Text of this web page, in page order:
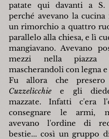
patate qui davanti a S.
perché avevano la
un rimorchio a quattro
parallelo alla chiesa, e lì
mangiavano. Avevano
mezzi nella piazza
mascherandoli con legna e
Cuzzelìcchie e gli
mazzate. Infatti c'era
consegnare le armi,
avevano l'ordine di
bestie... così un gruppo